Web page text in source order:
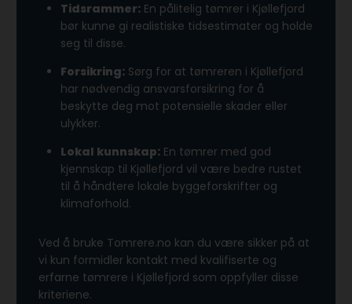
Tidsrammer: En pålitelig tømrer i Kjøllefjord
bør kunne gi realistiske tidsestimater og holde
seg til disse.
Forsikring: Sørg for at tømreren i Kjøllefjord
har nødvendig ansvarsforsikring for å
beskytte deg mot potensielle skader eller
ulykker.
Lokal kunnskap: En tømrer med god
kjennskap til Kjøllefjord vil være bedre rustet
til å håndtere lokale byggeforskrifter og
klimaforhold.
Ved å bruke Tomrere.no kan du være sikker på at
vi kun formidler kontakt med kvalifiserte og
erfarne tømrere i Kjøllefjord som oppfyller disse
kriteriene.